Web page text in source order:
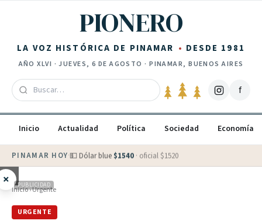
PIONERO
LA VOZ HISTÓRICA DE PINAMAR DESDE 1981
AÑOXLVI ·JUEVES, 6 DE AGOSTO · PINAMAR, BUENOS AIRES
f
Inicio Actualidad Política Sociedad Economía
PINAMAR HOY·💵 Dólar blue $1540 · oficial $1520
× PUBLICIDAD
Inicio›Urgente
URGENTE